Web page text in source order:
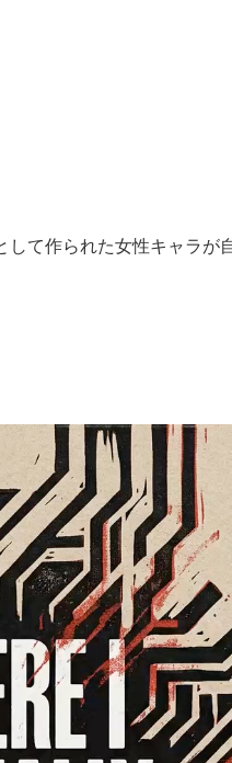
て作られた女性キャラが